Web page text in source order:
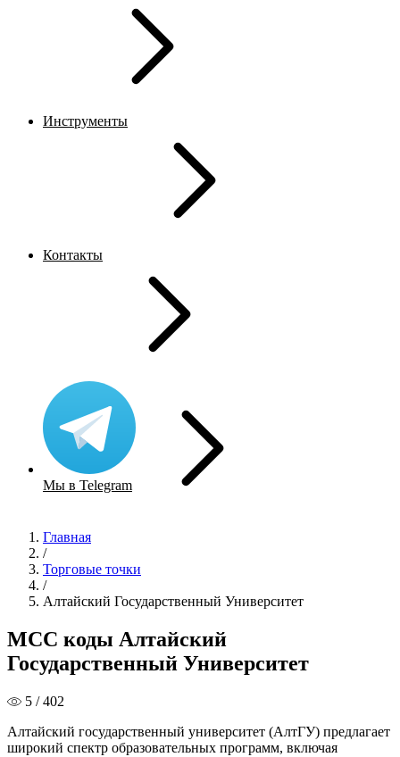
Инструменты
Контакты
Мы в Telegram
Главная
/
Торговые точки
/
Алтайский Государственный Университет
MCC коды Алтайский
Государственный Университет
5 / 402
Алтайский государственный университет (АлтГУ) предлагает
широкий спектр образовательных программ, включая